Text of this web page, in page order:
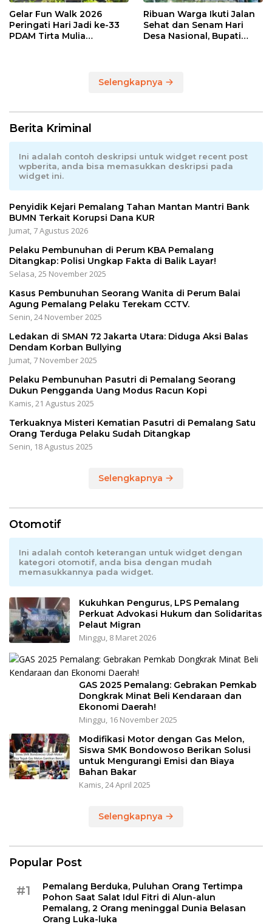
Gelar Fun Walk 2026
Peringati Hari Jadi ke-33
PDAM Tirta Mulia
Ribuan Warga Ikuti Jalan
Sehat dan Senam Hari
Desa Nasional, Bupati
Selengkapnya
Berita Kriminal
Ini adalah contoh deskripsi untuk widget recent post
wpberita, anda bisa memasukkan deskripsi pada
widget ini.
Penyidik Kejari Pemalang Tahan Mantan Mantri Bank
BUMN Terkait Korupsi Dana KUR
Jumat, 7 Agustus 2026
Pelaku Pembunuhan di Perum KBA Pemalang
Ditangkap: Polisi Ungkap Fakta di Balik Layar!
Selasa, 25 November 2025
Kasus Pembunuhan Seorang Wanita di Perum Balai
Agung Pemalang Pelaku Terekam CCTV.
Senin, 24 November 2025
Ledakan di SMAN 72 Jakarta Utara: Diduga Aksi Balas
Dendam Korban Bullying
Jumat, 7 November 2025
Pelaku Pembunuhan Pasutri di Pemalang Seorang
Dukun Pengganda Uang Modus Racun Kopi
Kamis, 21 Agustus 2025
Terkuaknya Misteri Kematian Pasutri di Pemalang Satu
Orang Terduga Pelaku Sudah Ditangkap
Senin, 18 Agustus 2025
Selengkapnya
Otomotif
Ini adalah contoh keterangan untuk widget dengan
kategori otomotif, anda bisa dengan mudah
memasukkannya pada widget.
Kukuhkan Pengurus, LPS Pemalang
Perkuat Advokasi Hukum dan Solidaritas
Pelaut Migran
Minggu, 8 Maret 2026
GAS 2025 Pemalang: Gebrakan Pemkab
Dongkrak Minat Beli Kendaraan dan
Ekonomi Daerah!
Minggu, 16 November 2025
Modifikasi Motor dengan Gas Melon,
Siswa SMK Bondowoso Berikan Solusi
untuk Mengurangi Emisi dan Biaya
Bahan Bakar
Kamis, 24 April 2025
Selengkapnya
Popular Post
#1
Pemalang Berduka, Puluhan Orang Tertimpa
Pohon Saat Salat Idul Fitri di Alun-alun
Pemalang, 2 Orang meninggal Dunia Belasan
Orang Luka-luka